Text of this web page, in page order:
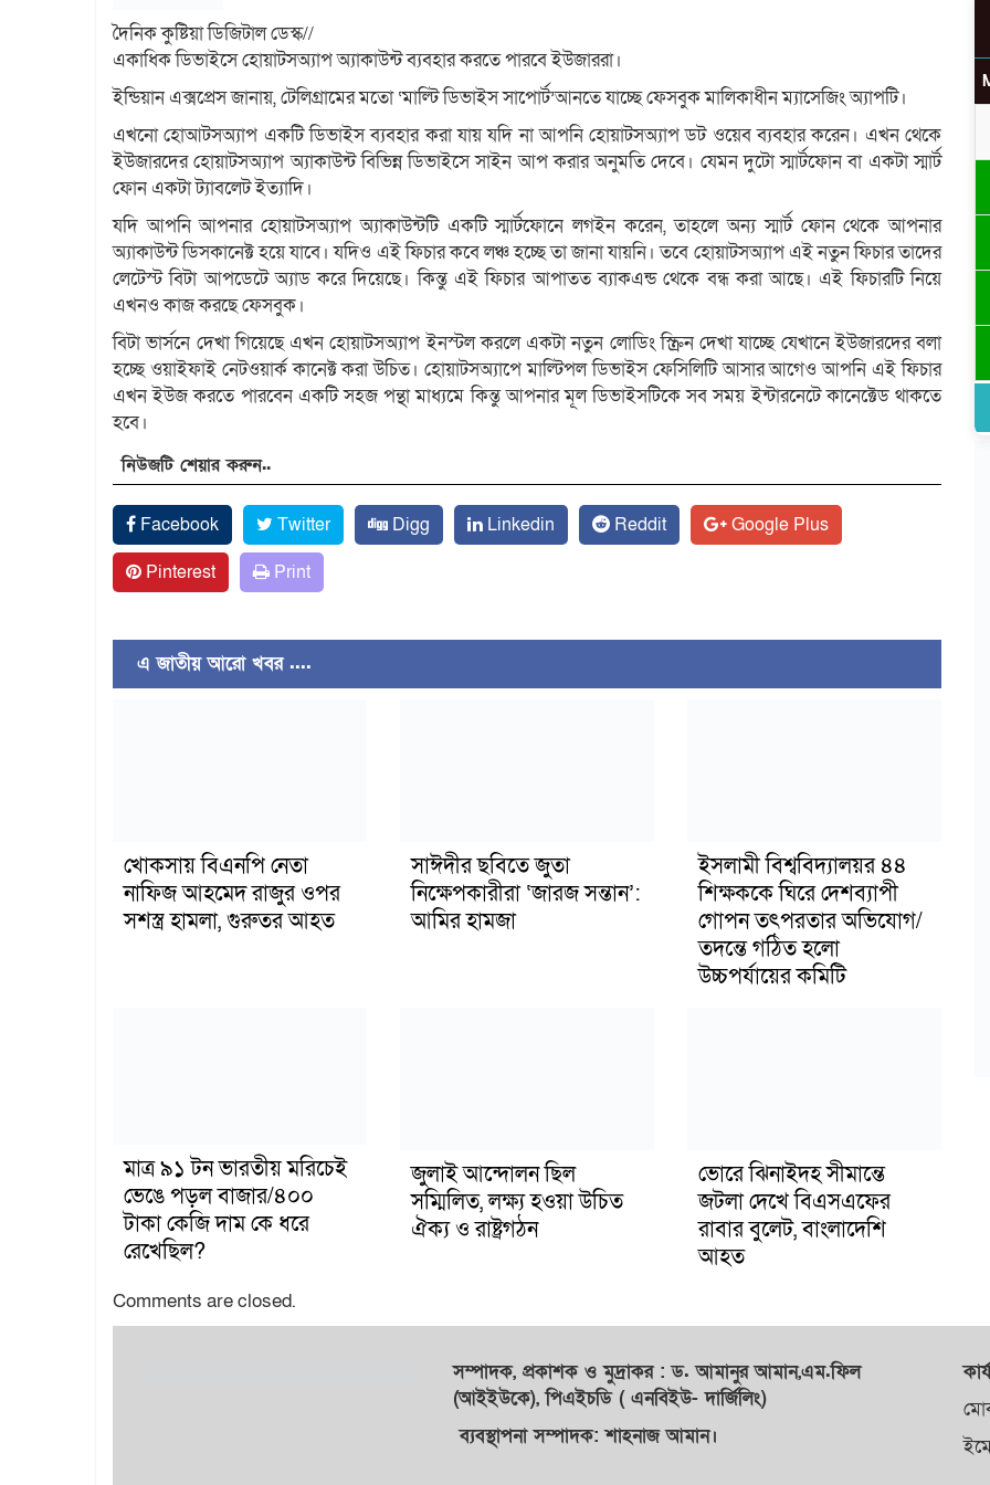
দৈনিক কুষ্টিয়া ডিজিটাল ডেস্ক//
একাধিক ডিভাইসে হোয়াটসঅ্যাপ অ্যাকাউন্ট ব্যবহার করতে পারবে ইউজাররা।
ইন্ডিয়ান এক্সপ্রেস জানায়, টেলিগ্রামের মতো ‘মাল্টি ডিভাইস সাপোর্ট’আনতে যাচ্ছে ফেসবুক মালিকাধীন ম্যাসেজিং অ্যাপটি।
এখনো হোআটসঅ্যাপ একটি ডিভাইস ব্যবহার করা যায় যদি না আপনি হোয়াটসঅ্যাপ ডট ওয়েব ব্যবহার করেন। এখন থেকে
ইউজারদের হোয়াটসঅ্যাপ অ্যাকাউন্ট বিভিন্ন ডিভাইসে সাইন আপ করার অনুমতি দেবে। যেমন দুটো স্মার্টফোন বা একটা স্মার্ট
ফোন একটা ট্যাবলেট ইত্যাদি।
যদি আপনি আপনার হোয়াটসঅ্যাপ অ্যাকাউন্টটি একটি স্মার্টফোনে লগইন করেন, তাহলে অন্য স্মার্ট ফোন থেকে আপনার
অ্যাকাউন্ট ডিসকানেক্ট হয়ে যাবে। যদিও এই ফিচার কবে লঞ্চ হচ্ছে তা জানা যায়নি। তবে হোয়াটসঅ্যাপ এই নতুন ফিচার তাদের
লেটেস্ট বিটা আপডেটে অ্যাড করে দিয়েছে। কিন্তু এই ফিচার আপাতত ব্যাকএন্ড থেকে বন্ধ করা আছে। এই ফিচারটি নিয়ে
এখনও কাজ করছে ফেসবুক।
বিটা ভার্সনে দেখা গিয়েছে এখন হোয়াটসঅ্যাপ ইনস্টল করলে একটা নতুন লোডিং স্ক্রিন দেখা যাচ্ছে যেখানে ইউজারদের বলা
হচ্ছে ওয়াইফাই নেটওয়ার্ক কানেক্ট করা উচিত। হোয়াটসঅ্যাপে মাল্টিপল ডিভাইস ফেসিলিটি আসার আগেও আপনি এই ফিচার
এখন ইউজ করতে পারবেন একটি সহজ পন্থা মাধ্যমে কিন্তু আপনার মূল ডিভাইসটিকে সব সময় ইন্টারনেটে কানেক্টেড থাকতে
হবে।
নিউজটি শেয়ার করুন..
Facebook Twitter Digg Linkedin Reddit
Google Plus
Pinterest
Print
এ জাতীয় আরো খবর ....
খোকসায় বিএনপি নেতা
নাফিজ আহমেদ রাজুর ওপর
সশস্ত্র হামলা, গুরুতর আহত
সাঈদীর ছবিতে জুতা
নিক্ষেপকারীরা ‘জারজ সন্তান’:
আমির হামজা
ইসলামী বিশ্ববিদ্যালয়র ৪৪
শিক্ষককে ঘিরে দেশব্যাপী
গোপন তৎপরতার অভিযোগ/
তদন্তে গঠিত হলো
উচ্চপর্যায়ের কমিটি
মাত্র ৯১ টন ভারতীয় মরিচেই
ভেঙে পড়ল বাজার/৪০০
টাকা কেজি দাম কে ধরে
রেখেছিল?
জুলাই আন্দোলন ছিল
সম্মিলিত, লক্ষ্য হওয়া উচিত
ঐক্য ও রাষ্ট্রগঠন
ভোরে ঝিনাইদহ সীমান্তে
জটলা দেখে বিএসএফের
রাবার বুলেট, বাংলাদেশি
আহত
Comments are closed.
সম্পাদক, প্রকাশকওমুদ্রাকর: ড. আমানুর আমান,এম.ফিল
(আইইউকে), পিএইচডি ( এনবিইউ- দার্জিলিং)
ব্যবস্থাপনা সম্পাদক: শাহনাজ আমান।